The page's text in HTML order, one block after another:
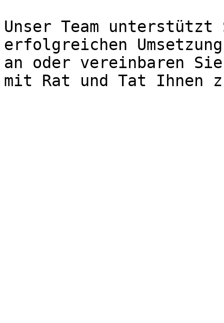
Unser Team
erfolgreichen
an oder vereinbaren
mit Rat und Tat Ihnen